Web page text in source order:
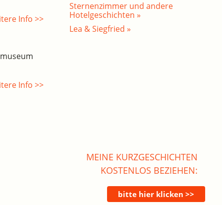
Info >>
Info >>
Sternenzimmer und andere
Hotelgeschichten »
Lea & Siegfried »
MEINE KURZGESCHICHTEN
KOSTENLOS BEZIEHEN: